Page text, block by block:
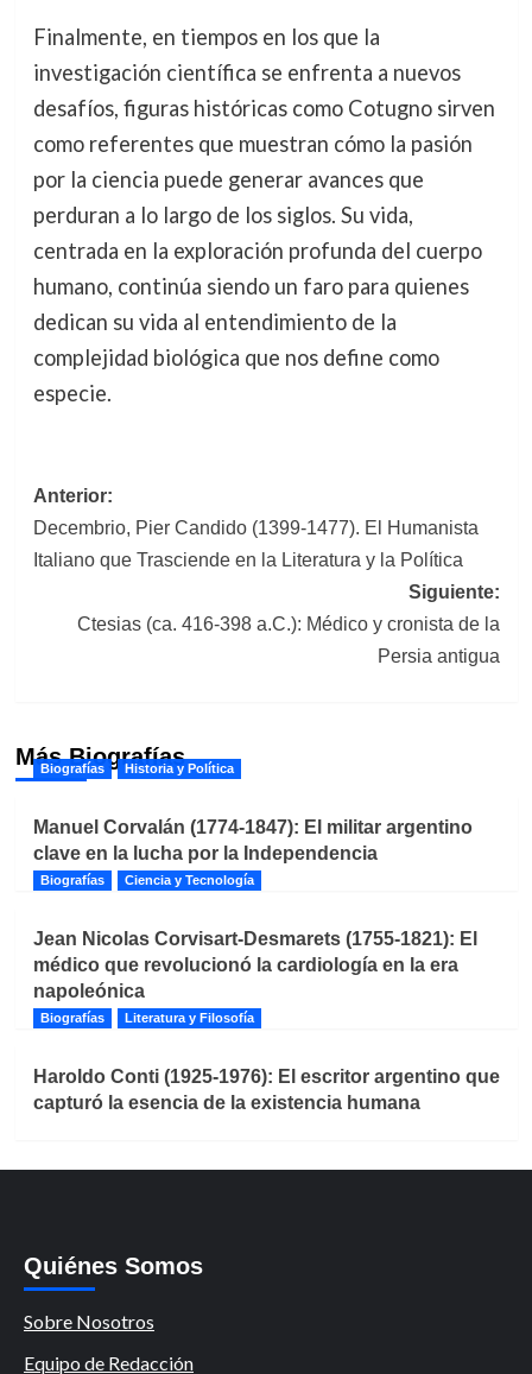
Finalmente, en tiempos en los que la
investigación científica se enfrenta a nuevos
desafíos, figuras históricas como Cotugno sirven
como referentes que muestran cómo la pasión
por la ciencia puede generar avances que
perduran a lo largo de los siglos. Su vida,
centrada en la exploración profunda del cuerpo
humano, continúa siendo un faro para quienes
dedican su vida al entendimiento de la
complejidad biológica que nos define como
especie.
Navegación
de
entradas
Anterior:
Decembrio, Pier Candido (1399-1477). El Humanista
Italiano que Trasciende en la Literatura y la Política
Siguiente:
Ctesias (ca. 416-398 a.C.): Médico y cronista de la
Persia antigua
Más Biografías
Biografías Historia y Política
Manuel Corvalán (1774-1847): El militar argentino
clave en la lucha por la Independencia
Biografías Ciencia y Tecnología
Jean Nicolas Corvisart-Desmarets (1755-1821): El
médico que revolucionó la cardiología en la era
napoleónica
Biografías Literatura y Filosofía
Haroldo Conti (1925-1976): El escritor argentino que
capturó la esencia de la existencia humana
Quiénes Somos
Sobre Nosotros
Equipo de Redacción